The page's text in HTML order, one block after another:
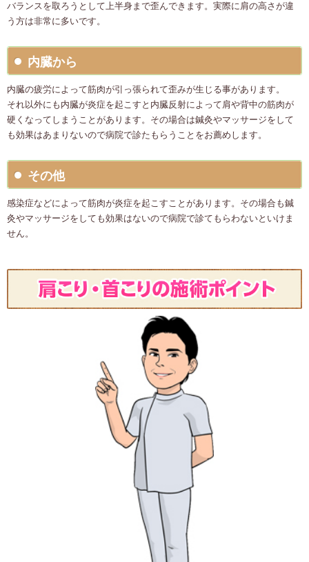
バランスを取ろうとして上半身まで歪んできます。実際に肩の高さが違
う方は非常に多いです。
内臓から
内臓の疲労によって筋肉が引っ張られて歪みが生じる事があります。
それ以外にも内臓が炎症を起こすと内臓反射によって肩や背中の筋肉が
硬くなってしまうことがあります。その場合は鍼灸やマッサージをして
も効果はあまりないので病院で診たもらうことをお薦めします。
その他
感染症などによって筋肉が炎症を起こすことがあります。その場合も鍼
灸やマッサージをしても効果はないので病院で診てもらわないといけま
せん。